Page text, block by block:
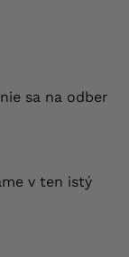
sa na odber
v ten istý